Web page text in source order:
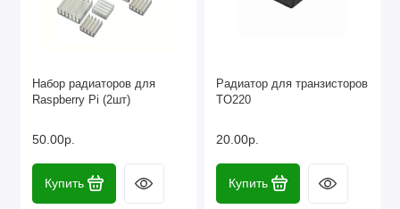
Набор радиаторов для
Raspberry Pi (2шт)
50.00р.
Купить
Радиатор для транзисторов
TO220
20.00р.
Купить